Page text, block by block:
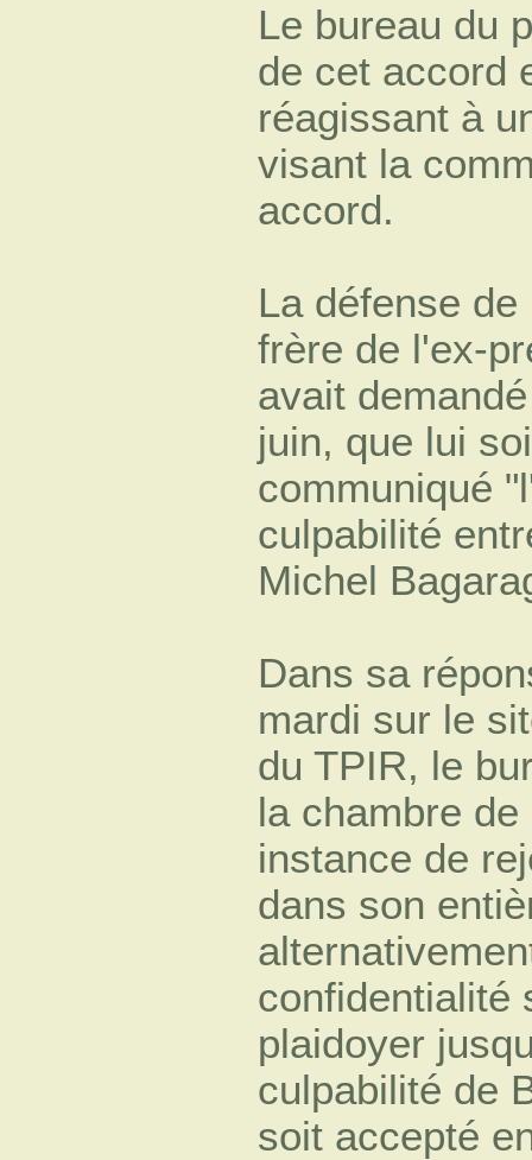
Le bureau du
de cet accord
réagissant à
visant la
accord.
La défense
frère de l'ex-
avait
juin, que lui
communiqué
culpabilité
Michel
Dans sa
mardi sur le
du TPIR, le
la chambre
instance de
dans son
confidentialité
plaidoyer
culpabilité de
soit accepté